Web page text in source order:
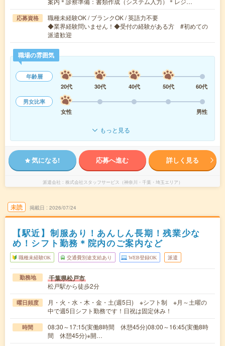
応募資格
職種未経験OK / ブランクOK / 英語力不要
◆業界経験問いません！◆受付の経験がある方 #初めての
派遣歓迎
職場の雰囲気
年齢層
20代
30代 40代 50代
60代
男女比率
女性
男性
もっと見る
気になる! 応募へ進む 詳しく見る
派遣会社 株式会社スタッフサービス（神奈川・千葉・埼玉エリア）
未読 掲載日 2026/07/24
【駅近】制服あり！あんしん長期！残業少な
め！シフト勤務＊院内のご案内など
職種未経験OK 交通費別途支給あり WEB登録OK 派遣
勤務地 千葉県松戸市
松戸駅から徒歩2分
曜日頻度
月・火・水・木・金・土(週5日) ※シフト制 ※月～土曜の
中で週5日シフト勤務です！日祝は固定休み！
時間
08:30～17:15(実働8時間 休憩45分)08:00～16:45(実働8時
間 休憩45分)※開…